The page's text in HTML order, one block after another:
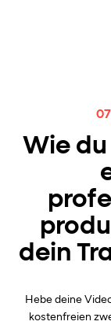
Wie
dein
Hebe deine
kostenfreien